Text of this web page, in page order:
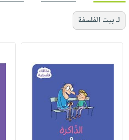
لـ بيت الفلسفة